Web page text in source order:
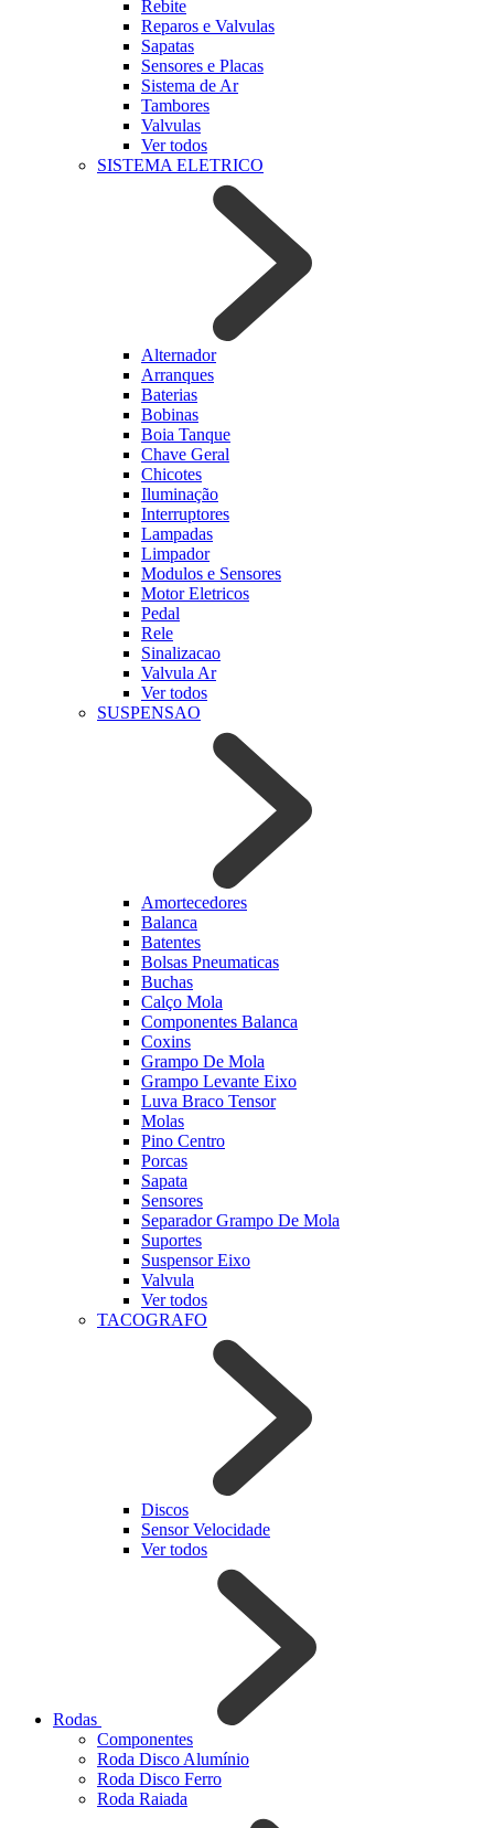
Rebite
Reparos e Valvulas
Sapatas
Sensores e Placas
Sistema de Ar
Tambores
Valvulas
Ver todos
SISTEMA ELETRICO
Alternador
Arranques
Baterias
Bobinas
Boia Tanque
Chave Geral
Chicotes
Iluminação
Interruptores
Lampadas
Limpador
Modulos e Sensores
Motor Eletricos
Pedal
Rele
Sinalizacao
Valvula Ar
Ver todos
SUSPENSAO
Amortecedores
Balanca
Batentes
Bolsas Pneumaticas
Buchas
Calço Mola
Componentes Balanca
Coxins
Grampo De Mola
Grampo Levante Eixo
Luva Braco Tensor
Molas
Pino Centro
Porcas
Sapata
Sensores
Separador Grampo De Mola
Suportes
Suspensor Eixo
Valvula
Ver todos
TACOGRAFO
Discos
Sensor Velocidade
Ver todos
Rodas
Componentes
Roda Disco Alumínio
Roda Disco Ferro
Roda Raiada